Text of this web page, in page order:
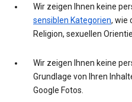
Wir zeigen Ihnen keine
sensiblen Kategorien, wie
Religion, sexuellen
Wir zeigen Ihnen keine
Grundlage von Ihren
Google Fotos.